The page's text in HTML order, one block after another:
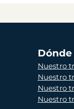
Nuestro
Nuestro
Nuestro
Nuestro